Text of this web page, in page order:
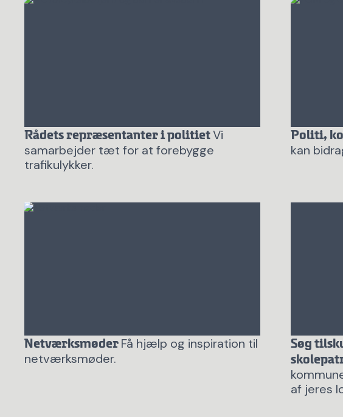
Rådets repræsentanter i politietVi
samarbejder tæt for at forebygge
trafikulykker.
Politi,
kan
Netværksmøder Få hjælp og inspiration til
netværksmøder.
Søg
af jeres